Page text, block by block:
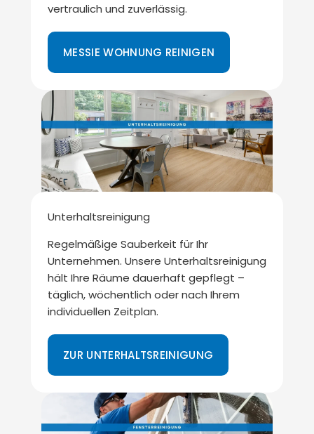
vertraulich und zuverlässig.
MESSIE WOHNUNG REINIGEN
Unterhaltsreinigung
Regelmäßige Sauberkeit für Ihr
Unternehmen. Unsere Unterhaltsreinigung
hält Ihre Räume dauerhaft gepflegt –
täglich, wöchentlich oder nach Ihrem
individuellen Zeitplan.
ZUR UNTERHALTSREINIGUNG